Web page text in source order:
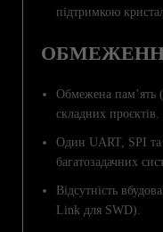
підтримкою
Обмежена пам’ять
складних проєктів.
Один UART, SPI
багатозадачних
Відсутність
Link для SWD).